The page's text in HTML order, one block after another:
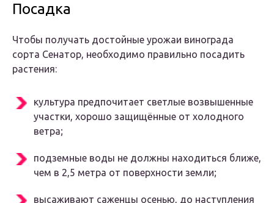
Посадка
Чтобы получать достойные урожаи винограда
сорта Сенатор, необходимо правильно посадить
растения:
культура предпочитает светлые возвышенные
участки, хорошо защищённые от холодного
ветра;
подземные воды не должны находиться ближе,
чем в 2,5 метра от поверхности земли;
высаживают саженцы осенью, до наступления